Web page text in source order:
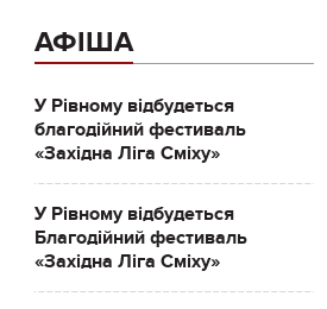
АФІША
У Рівному відбудеться
благодійний фестиваль
«Західна Ліга Сміху»
У Рівному відбудеться
Благодійний фестиваль
«Західна Ліга Сміху»